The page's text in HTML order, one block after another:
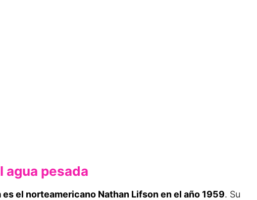
pesada
el nor­teamericano Nathan Lifson en el año 1959. Su